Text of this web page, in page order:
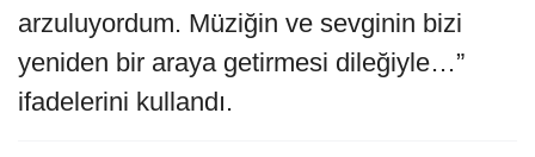
arzuluyordum. Müziğin ve sevginin bizi
yeniden bir araya getirmesi dileğiyle…”
ifadelerini kullandı.